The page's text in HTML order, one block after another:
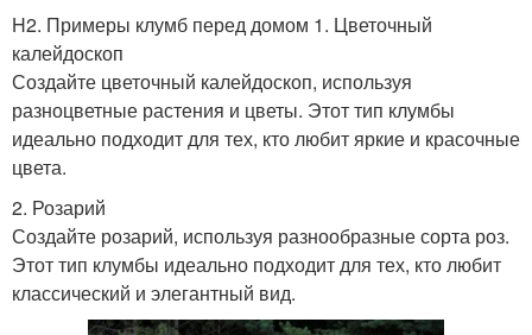
H2. Примеры клумб перед домом 1. Цветочный
калейдоскоп
Создайте цветочный калейдоскоп, используя
разноцветные растения и цветы. Этот тип клумбы
идеально подходит для тех, кто любит яркие и красочные
цвета.
2. Розарий
Создайте розарий, используя разнообразные сорта роз.
Этот тип клумбы идеально подходит для тех, кто любит
классический и элегантный вид.